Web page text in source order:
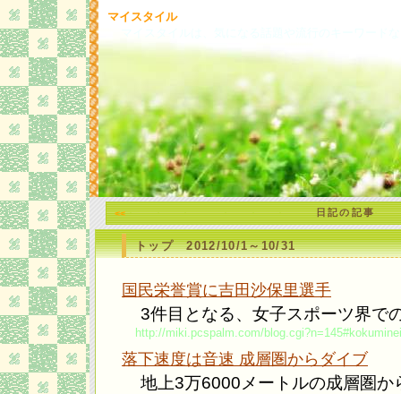
マイスタイル
<< 日記の記事
トップ 2012/10/1～10/31
国民栄誉賞に吉田沙保里選手
3件目となる、女子スポーツ界で
http://miki.pcspalm.com/
落下速度は音速 成層圏からダイブ
地上3万6000メートルの成層圏か